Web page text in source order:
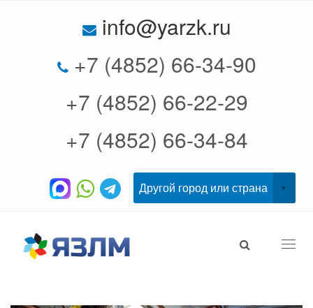
info@yarzk.ru
+7 (4852) 66-34-90
+7 (4852) 66-22-29
+7 (4852) 66-34-84